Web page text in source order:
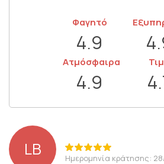
Φαγητό
4.9
Ατμόσφαιρα
4.9
LB Ημερομηνία κράτησης: